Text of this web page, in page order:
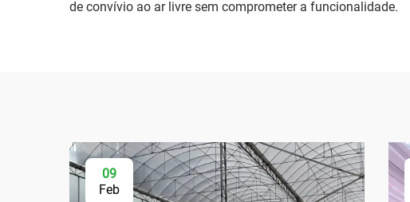
de convívio ao ar livre sem comprometer a funcionalidade.
09
Feb